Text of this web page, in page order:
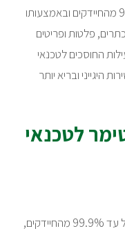
באמצעות קיטור זה ניתן להיפתר מ99.9% מהחיידקים ובאמצעותו
פלטות ופריטים
החוסכים לטכנאי
היגייני ובריא יותר
לטכנאי
ניקיון נוח, מהיר ואיכותי יותר המחסל עד 99.9% מהחיידקים,